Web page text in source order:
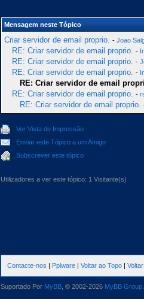
Mensagem neste Tópico
Criar servidor de email proprio. - Joao
RE: Criar servidor de email proprio. -
RE: Criar servidor de email proprio. -
RE: Criar servidor de email proprio. -
RE: Criar servidor de email
RE: Criar servidor de email proprio. -
RE: Criar servidor de email proprio.
Ver Vista de Impressão
Enviar este Tópico a um Amigo
Subscrever este tópico
Utilizadores a ver este tópico: 1 Visitante(s)
Contacte-nos | Pplware | Voltar ao Topo |
Suportado Por MyBB , © 2002-2026 MyBB Group